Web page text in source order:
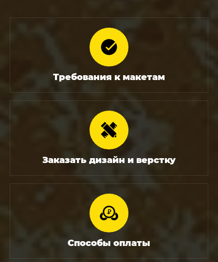
Требования к макетам
Заказать дизайн и верстку
Способы оплаты